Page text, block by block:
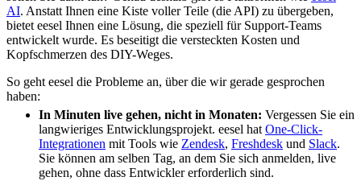
AI. Anstatt Ihnen eine Kiste voller Teile (die API) zu übergeben,
bietet eesel Ihnen eine Lösung, die speziell für Support-Teams
entwickelt wurde. Es beseitigt die versteckten Kosten und
Kopfschmerzen des DIY-Weges.
So geht eesel die Probleme an, über die wir gerade gesprochen
haben:
In Minuten live gehen, nicht in Monaten: Vergessen Sie ein
langwieriges Entwicklungsprojekt. eesel hat One-Click-
Integrationen mit Tools wie Zendesk, Freshdesk und Slack.
Sie können am selben Tag, an dem Sie sich anmelden, live
gehen, ohne dass Entwickler erforderlich sind.